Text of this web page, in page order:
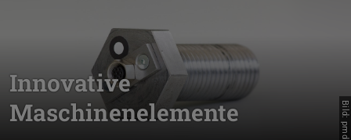
Innovative
Maschinenelemente
Bild: pmd